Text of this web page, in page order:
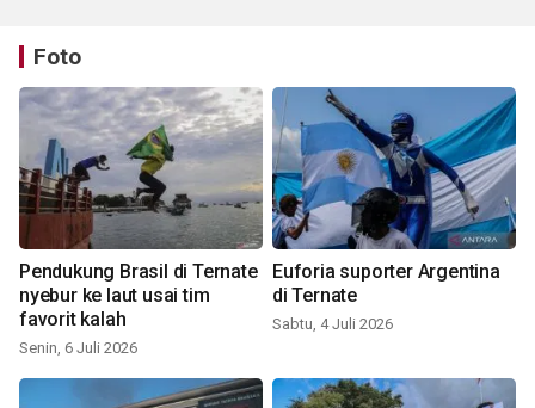
Foto
Pendukung Brasil di Ternate
nyebur ke laut usai tim
favorit kalah
Senin, 6 Juli 2026
Euforia suporter Argentina
di Ternate
Sabtu, 4 Juli 2026